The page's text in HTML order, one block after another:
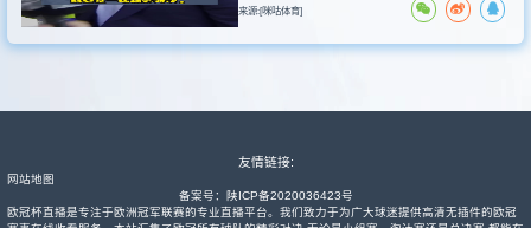
来源:[咪咕体育]
友情链接:
网站地图
备案号：
陕ICP备2020036423号
欧冠杯直播是专注于欧洲冠军联赛的专业直播平台。我们致力于为广大球迷提供高清无插件的欧冠